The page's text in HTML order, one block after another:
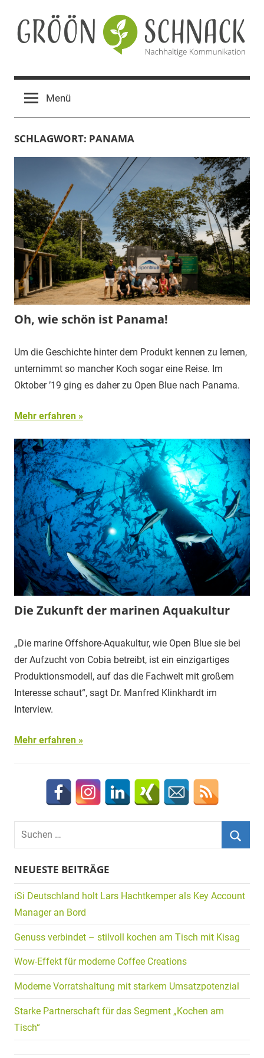
Inhalt
springen
Gröön
Schnack
Menü
SCHLAGWORT: PANAMA
Oh, wie schön ist Panama!
Um die Geschichte hinter dem Produkt kennen zu lernen,
unternimmt so mancher Koch sogar eine Reise. Im
Oktober ’19 ging es daher zu Open Blue nach Panama.
Mehr erfahren
Die Zukunft der marinen Aquakultur
„Die marine Offshore-Aquakultur, wie Open Blue sie bei
der Aufzucht von Cobia betreibt, ist ein einzigartiges
Produktionsmodell, auf das die Fachwelt mit großem
Interesse schaut“, sagt Dr. Manfred Klinkhardt im
Interview.
Mehr erfahren
Suchen
NEUESTE BEITRÄGE
iSi Deutschland holt Lars Hachtkemper als Key Account
Manager an Bord
Genuss verbindet – stilvoll kochen am Tisch mit Kisag
Wow-Effekt für moderne Coffee Creations
Moderne Vorratshaltung mit starkem Umsatzpotenzial
Starke Partnerschaft für das Segment „Kochen am
Tisch“